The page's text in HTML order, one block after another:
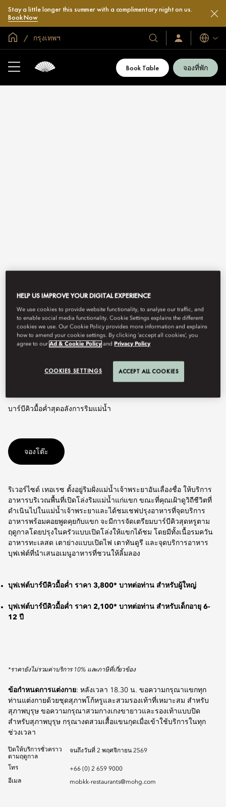
Stay a little longer this summer with a complimentary night on us.
Book Now
หน้าหลักทั่วโลก
กรุงเทพฯ
โรงแรม
และ
รีสอร์ท
ของ
ลงชื่อ
เข้า
/
สมัคร
เข้า
ภาษา
Book Table จองที่พัก
ดูทั้งหมด
ริเวอร์ไซด์ เทอเรซ
บาร์บีคิวมื้อค่ำสุดอลังการริมแม่น้ำ
จองโต๊ะ
ริเวอร์ไซด์ เทอเรซ ตั้งอยู่ริมฝั่งแม่น้ำเจ้าพระยาอันเลื่องชื่อ ให้บริการ
อาหารบริเวณพื้นที่เปิดโล่งริมแม่น้ำแก่แขก ขณะที่คุณเฝ้าดูวิถีชีวิตที่
ดำเนินไปในแม่น้ำเจ้าพระยาและได้ชมเชฟปรุงอาหารที่จุดบริการ
อาหารพร้อมคอยพูดคุยกับแขก จะมีการจัดเตรียมบาร์บีคิวสุดหรูตาม
ฤดูกาลโดยปรุงในครัวแบบเปิดโล่งให้แขกได้ชม โดยมีทั้งเนื้อรมควัน
อาหารทะเลสด เตาย่างแบบเปิดไฟ เตาทันดูรี และจุดบริการอาหาร
บุฟเฟ่ต์ที่นำเสนอเมนูอาหารที่ชวนให้ลิ้มลอง
บุฟเฟต์บาร์บีคิวมื้อค่ำ ราคา 3,800* บาทต่อท่าน สำหรับผู้ใหญ่
บุฟเฟต์บาร์บีคิวมื้อค่ำ ราคา 2,100* บาทต่อท่าน สำหรับเด็กอายุ 6-
12 ปี
*ราคายังไม่รวมค่าบริการ 10% และภาษีที่เกี่ยวข้อง
ข้อกำหนดการแต่งกาย: หลังเวลา 18.30 น. ขอความกรุณาแขกทุก
ท่านแต่งกายด้วยชุดสุภาพโก้หรูและสวมรองเท้าที่เหมาะสม สำหรับ
สุภาพบุรุษ ขอความกรุณาสวมกางเกงขายาวและรองเท้าแบบปิด
สำหรับสุภาพบุรุษ กรุณางดสวมเสื้อแขนกุดเมื่อเข้าใช้บริการในทุก
ช่วงเวลา
ปิดให้บริการชั่วคราว
ตามฤดูกาล
จนถึงวันที่ 2 พฤศจิกายน 2569
โทร
+66 (0) 2 659 9000
อีเมล
mobkk-restaurants@mohg.com
HELP US IMPROVE YOUR DIGITAL EXPERIENCE
We use cookies to provide website functionality, to analyse our traffic, and
to enable social media functionality. Cookie Settings explains the different
cookies we use. Our Cookie Policy provides more information and explains
how to amend your cookie settings. By clicking ‘accept all cookies’, you
agree to ourAd & Cookie Policy and Privacy Policy
COOKIES SETTINGS ACCEPT ALL COOKIES